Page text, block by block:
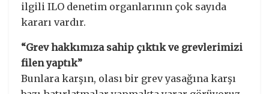
ilgili ILO denetim organlarının çok sayıda
kararı vardır.
“Grev hakkımıza sahip çıktık ve grevlerimizi
filen yaptık”
Bunlara karşın, olası bir grev yasağına karşı